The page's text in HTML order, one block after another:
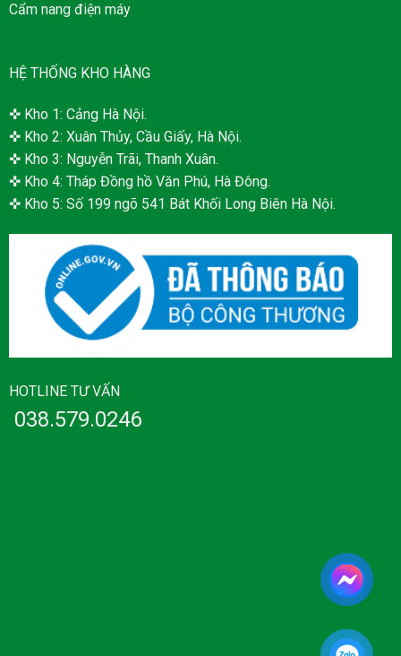
Cẩm nang điện máy
HỆ THỐNG KHO HÀNG
✜ Kho 1: Cảng Hà Nội.
✜ Kho 2: Xuân Thủy, Cầu Giấy, Hà Nội.
✜ Kho 3: Nguyễn Trãi, Thanh Xuân.
✜ Kho 4: Tháp Đồng hồ Văn Phú, Hà Đông.
✜ Kho 5: Số 199 ngõ 541 Bát Khối Long Biên Hà Nội.
HOTLINE TƯ VẤN
038.579.0246